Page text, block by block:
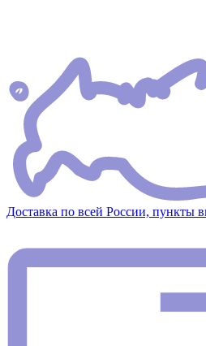
Доставка по всей России, пункты